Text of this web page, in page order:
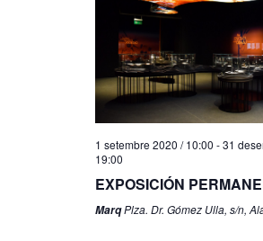
1 setembre 2020 / 10:00 -31
19:00
EXPOSICIÓN
MarqPlza. Dr. Gómez Ulla, s/n,